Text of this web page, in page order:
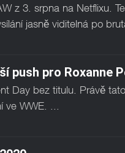
z 3. srpna na Netflixu.
jasně viditelná po
push pro Roxanne
Day bez titulu. Právě
WWE. ...